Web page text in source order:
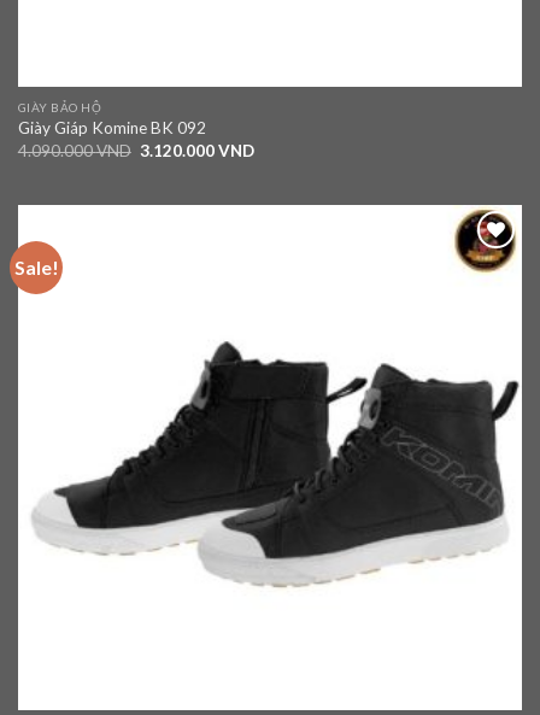
GIÀY BẢO HỘ
Giày Giáp Komine BK 092
4.090.000VND 3.120.000VND
Sale!
Add to